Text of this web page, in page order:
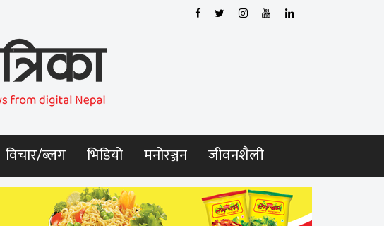
विचार/ब्लग भिडियो मनोरञ्जन जीवनशैली